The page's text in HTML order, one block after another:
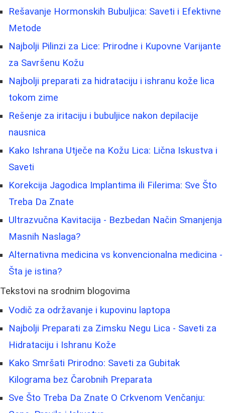
Rešavanje Hormonskih Bubuljica: Saveti i Efektivne
Metode
Najbolji Pilinzi za Lice: Prirodne i Kupovne Varijante
za Savršenu Kožu
Najbolji preparati za hidrataciju i ishranu kože lica
tokom zime
Rešenje za iritaciju i bubuljice nakon depilacije
nausnica
Kako Ishrana Utječe na Kožu Lica: Lična Iskustva i
Saveti
Korekcija Jagodica Implantima ili Filerima: Sve Što
Treba Da Znate
Ultrazvučna Kavitacija - Bezbedan Način Smanjenja
Masnih Naslaga?
Alternativna medicina vs konvencionalna medicina -
Šta je istina?
Tekstovi na srodnim blogovima
Vodič za održavanje i kupovinu laptopa
Najbolji Preparati za Zimsku Negu Lica - Saveti za
Hidrataciju i Ishranu Kože
Kako Smršati Prirodno: Saveti za Gubitak
Kilograma bez Čarobnih Preparata
Sve Što Treba Da Znate O Crkvenom Venčanju: